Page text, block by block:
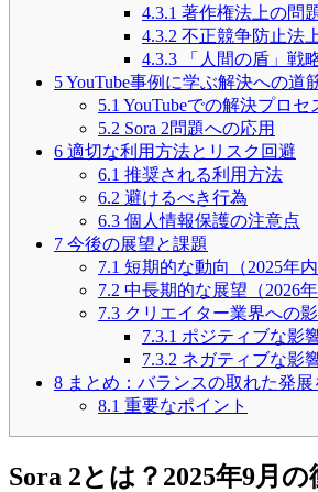
4.3.1 著作権法上の問
4.3.2 不正競争防止法
4.3.3 「人間の盾」戦
5YouTube事例に学ぶ解決への道
5.1 YouTubeでの解決プロセ
5.2 Sora 2問題への応用
6 適切な利用方法とリスク回避
6.1 推奨される利用方法
6.2 避けるべき行為
6.3 個人情報保護の注意点
7 今後の展望と課題
7.1 短期的な動向（2025年内
7.2 中長期的な展望（2026年
7.3 クリエイター業界への
7.3.1 ポジティブな影
7.3.2 ネガティブな影
8 まとめ：バランスの取れた発展
8.1 重要なポイント
Sora 2とは？2025年9月